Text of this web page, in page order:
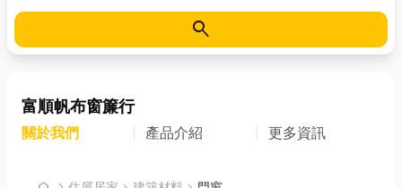
search
富順帆布窗簾行
關於我們 產品介紹 更多資訊
首頁